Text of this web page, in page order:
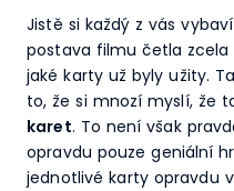
Jistě si každý z vás
postava filmu četla zcela
jaké karty už byly užity.
to, že si mnozí myslí, že
karet. To není však
opravdu pouze geniální
jednotlivé karty opravdu